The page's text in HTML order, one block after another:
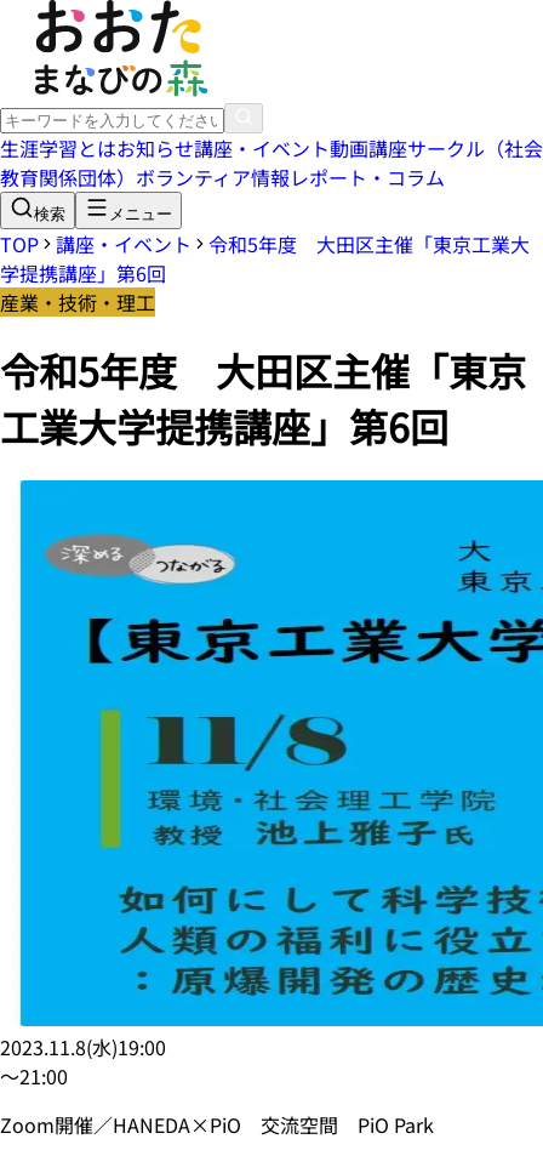
生涯学習とはお知らせ講座・イベント動画講座サークル（社会
教育関係団体） ボランティア情報レポート・コラム
検索 メニュー
TOP 講座・イベント
令和5年度 大田区主催「東京工業大
学提携講座」第6回
産業・技術・理工
令和5年度 大田区主催「東京
工業大学提携講座」第6回
2023.11.8(水)19:00
〜21:00
Zoom開催／HANEDA×PiO 交流空間 PiO Park